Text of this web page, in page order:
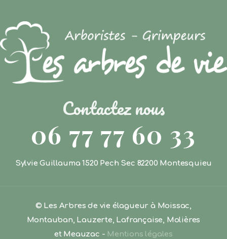
Contactez nous
06 77 77 60 33
Sylvie Guillauma 1520 Pech Sec 82200 Montesquieu
© Les Arbres de vie élagueur à Moissac,
Montauban, Lauzerte, Lafrançaise, Molières
et Meauzac - Mentions légales